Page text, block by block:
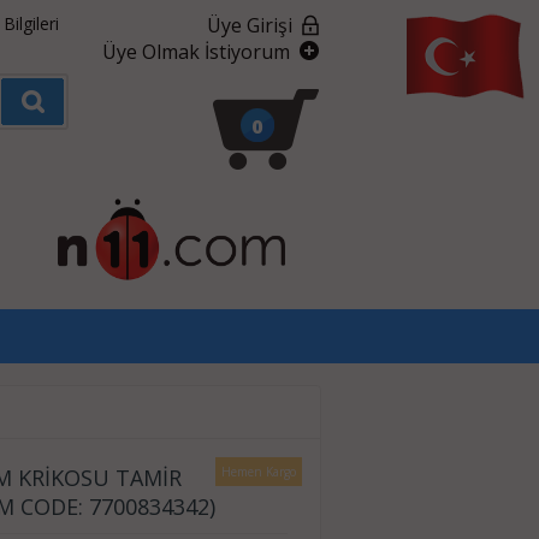
Üye Girişi
Üye Olmak İstiyorum
0
Hemen Kargo
KRİKOSU TAMİR
CODE: 7700834342)